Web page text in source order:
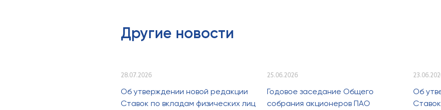
Другие новости
28.07.2026
Об утверждении новой редакции
Ставок по вкладам физических лиц
25.06.2026
Годовое заседание Общего
собрания акционеров ПАО
Об